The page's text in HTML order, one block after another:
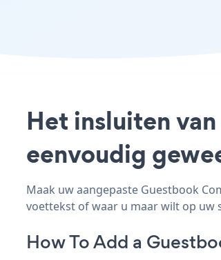
Het insluiten
eenvoudig
Maak uw aangepaste Guestbook
voettekst of waar u maar wilt op uw
How To Add a